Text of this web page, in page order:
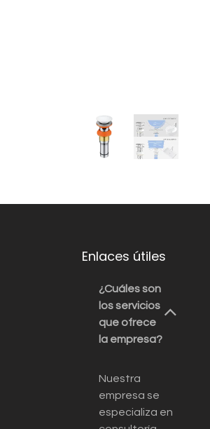
Enlaces útiles
¿Cuáles son
los servicios
que ofrece
la empresa?
Nuestra
empresa se
especializa en